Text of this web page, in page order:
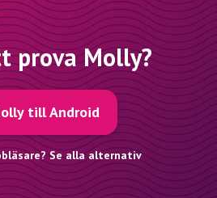
prova Molly?
till Android
Se alla alternativ